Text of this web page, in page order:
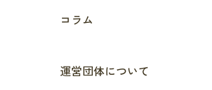
コラム
運営団体について